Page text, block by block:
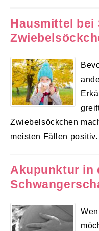
Hausmittel bei
Zwiebelsöckchen
meisten Fällen
Akupunktur in